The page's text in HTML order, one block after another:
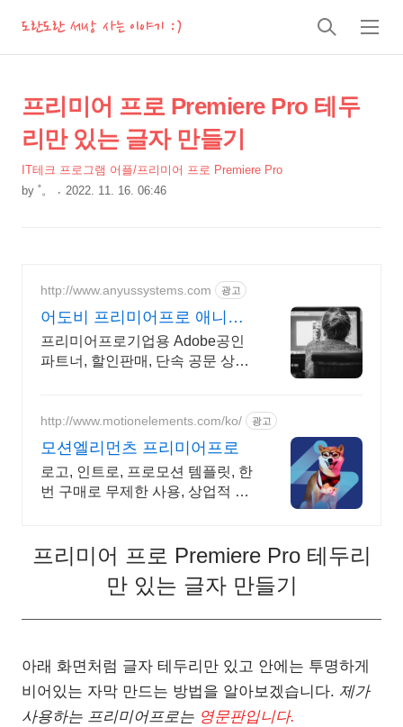
도란도란 세상 사는 이야기 :)
검
메
상
컨
텐
츠
본
제
목
프리미어 프로 Premiere Pro 테두
리만 있는 글자 만들기
IT테크 프로그램 어플/프리미어 프로 Premiere Pro
by ˚。 2022. 11. 16. 06:46
http://www.anyussystems.com 광고
어도비 프리미어프로 애니어
스 고객과 소통하는 IT 파트너
프리미어프로기업용 Adobe공인
파트너, 할인판매, 단속 공문 상담
적화된 상담을 제공합니다.
http://www.motionelements.com/ko/ 광고
모션엘리먼츠 프리미어프로
로고, 인트로, 프로모션 템플릿, 한
번 구매로 무제한 사용, 상업적 사
프리미어 프로 Premiere Pro 테두리
만 있는 글자 만들기
아래 화면처럼 글자 테두리만 있고 안에는 투명하게
비어있는 자막 만드는 방법을 알아보겠습니다. 제가
사용하는 프리미어프로는 영문판입니다.